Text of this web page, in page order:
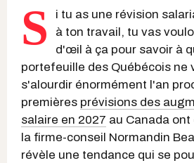
S
i tu as une révision
à ton travail, tu vas
d'œil à ça pour savoir à
portefeuille des Québécois ne
s'alourdir énormément l'an
premières prévisions des
salaire en 2027 au Canada
la firme-conseil Normandin
révèle une tendance qui se